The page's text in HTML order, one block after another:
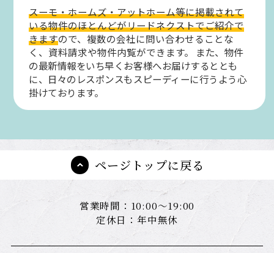
スーモ・ホームズ・アットホーム等に掲載されて
いる物件のほとんどがリードネクストでご紹介で
きますので、複数の会社に問い合わせることな
く、資料請求や物件内覧ができます。
また、物件
の最新情報をいち早くお客様へお届けするととも
に、日々のレスポンスもスピーディーに行うよう心
掛けております。
ページトップに戻る
営業時間：10:00～19:00
定休日：年中無休